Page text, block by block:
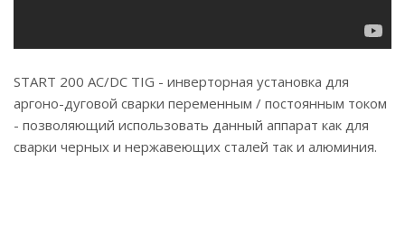
START 200 AC/DC TIG - инверторная установка для
аргоно-дуговой сварки переменным / постоянным током
- позволяющий использовать данный аппарат как для
сварки черных и нержавеющих сталей так и алюминия.